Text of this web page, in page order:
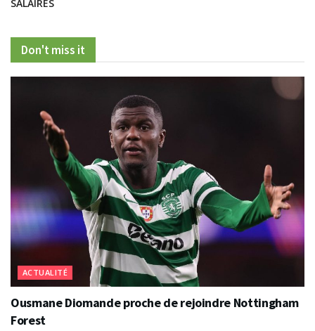
SALAIRES
Don't miss it
ACTUALITÉ
Ousmane Diomande proche de rejoindre Nottingham
Forest